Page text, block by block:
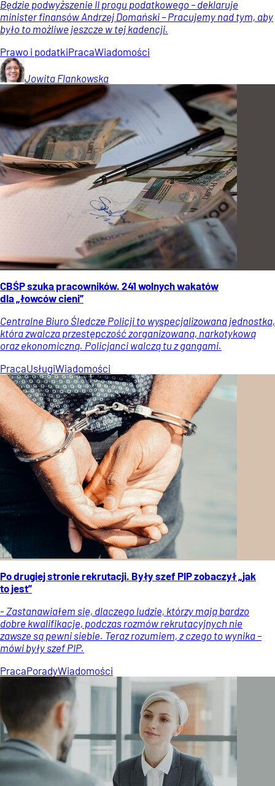
Będzie podwyższenie II progu podatkowego – deklaruje
minister finansów Andrzej Domański – Pracujemy nad tym, aby
było to możliwe jeszcze w tej kadencji.
Prawo i podatkiPracaWiadomości
Jowita Flankowska
CBŚP szuka pracowników. 241 wolnych wakatów
dla „łowców cieni”
Centralne Biuro Śledcze Policji to wyspecjalizowana jednostka,
która zwalcza przestępczość zorganizowaną, narkotykową
oraz ekonomiczną. Policjanci walczą tu z gangami.
PracaUsługiWiadomości
Po drugiej stronie rekrutacji. Były szef PIP zobaczył „jak
to jest”
- Zastanawiałem się, dlaczego ludzie, którzy mają bardzo
dobre kwalifikacje, podczas rozmów rekrutacyjnych nie
zawsze są pewni siebie. Teraz rozumiem, z czego to wynika –
mówi były szef PIP.
PracaPoradyWiadomości